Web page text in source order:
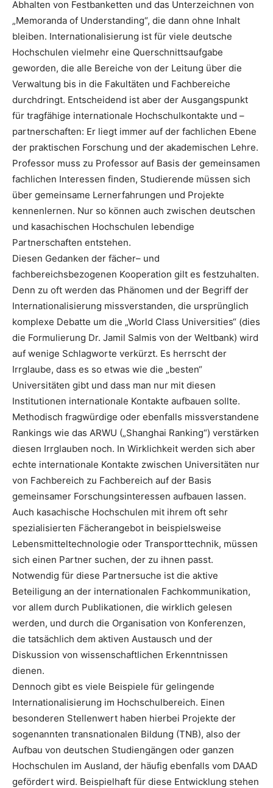
Abhalten von Festbanketten und das Unterzeichnen von
„Memoranda of Understanding“, die dann ohne Inhalt
bleiben. Internationalisierung ist für viele deutsche
Hochschulen vielmehr eine Querschnittsaufgabe
geworden, die alle Bereiche von der Leitung über die
Verwaltung bis in die Fakultäten und Fachbereiche
durchdringt. Entscheidend ist aber der Ausgangspunkt
für tragfähige internationale Hochschulkontakte und –
partnerschaften: Er liegt immer auf der fachlichen Ebene
der praktischen Forschung und der akademischen Lehre.
Professor muss zu Professor auf Basis der gemeinsamen
fachlichen Interessen finden, Studierende müssen sich
über gemeinsame Lernerfahrungen und Projekte
kennenlernen. Nur so können auch zwischen deutschen
und kasachischen Hochschulen lebendige
Partnerschaften entstehen.
Diesen Gedanken der fächer– und
fachbereichsbezogenen Kooperation gilt es festzuhalten.
Denn zu oft werden das Phänomen und der Begriff der
Internationalisierung missverstanden, die ursprünglich
komplexe Debatte um die „World Class Universities“ (dies
die Formulierung Dr. Jamil Salmis von der Weltbank) wird
auf wenige Schlagworte verkürzt. Es herrscht der
Irrglaube, dass es so etwas wie die „besten“
Universitäten gibt und dass man nur mit diesen
Institutionen internationale Kontakte aufbauen sollte.
Methodisch fragwürdige oder ebenfalls missverstandene
Rankings wie das ARWU („Shanghai Ranking“) verstärken
diesen Irrglauben noch. In Wirklichkeit werden sich aber
echte internationale Kontakte zwischen Universitäten nur
von Fachbereich zu Fachbereich auf der Basis
gemeinsamer Forschungsinteressen aufbauen lassen.
Auch kasachische Hochschulen mit ihrem oft sehr
spezialisierten Fächerangebot in beispielsweise
Lebensmitteltechnologie oder Transporttechnik, müssen
sich einen Partner suchen, der zu ihnen passt.
Notwendig für diese Partnersuche ist die aktive
Beteiligung an der internationalen Fachkommunikation,
vor allem durch Publikationen, die wirklich gelesen
werden, und durch die Organisation von Konferenzen,
die tatsächlich dem aktiven Austausch und der
Diskussion von wissenschaftlichen Erkenntnissen
dienen.
Dennoch gibt es viele Beispiele für gelingende
Internationalisierung im Hochschulbereich. Einen
besonderen Stellenwert haben hierbei Projekte der
sogenannten transnationalen Bildung (TNB), also der
Aufbau von deutschen Studiengängen oder ganzen
Hochschulen im Ausland, der häufig ebenfalls vom DAAD
gefördert wird. Beispielhaft für diese Entwicklung stehen